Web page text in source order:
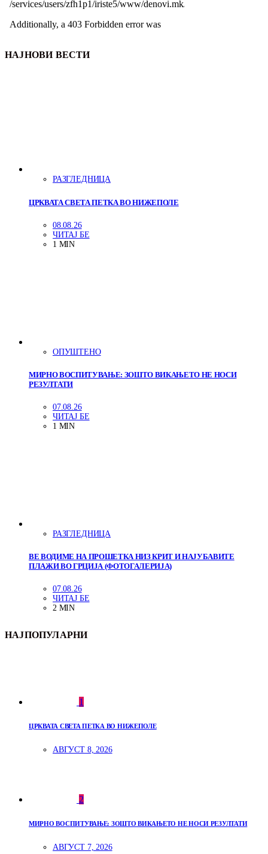
НАЈНОВИ ВЕСТИ
РАЗГЛЕДНИЦА
ЦРКВАТА СВЕТА ПЕТКА ВО НИЖЕПОЛЕ
08.08.26
ЧИТАЈ БЕ
1 MIN
ОПУШТЕНО
МИРНО ВОСПИТУВАЊЕ: ЗОШТО ВИКАЊЕТО НЕ НОСИ
РЕЗУЛТАТИ
07.08.26
ЧИТАЈ БЕ
1 MIN
РАЗГЛЕДНИЦА
ВЕ ВОДИМЕ НА ПРОШЕТКА НИЗ КРИТ И НАЈУБАВИТЕ
ПЛАЖИ ВО ГРЦИЈА (ФОТОГАЛЕРИЈА)
07.08.26
ЧИТАЈ БЕ
2 MIN
НАЈПОПУЛАРНИ
1
ЦРКВАТА СВЕТА ПЕТКА ВО НИЖЕПОЛЕ
АВГУСТ 8, 2026
2
МИРНО ВОСПИТУВАЊЕ: ЗОШТО ВИКАЊЕТО НЕ НОСИ РЕЗУЛТАТИ
АВГУСТ 7, 2026